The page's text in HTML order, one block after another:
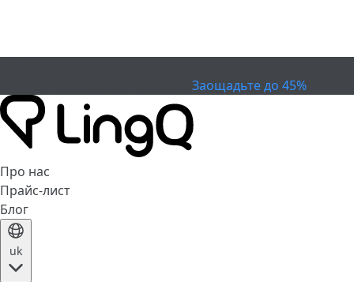
Заощадьте до 45%
Про нас
Прайс-лист
Блог
uk